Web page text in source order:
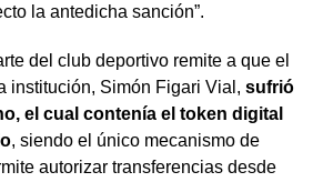
la antedicha sanción”.
del club deportivo remite a que el
institución, Simón Figari Vial, sufrió
el cual contenía el token digital
, siendo el único mecanismo de
autorizar transferencias desde